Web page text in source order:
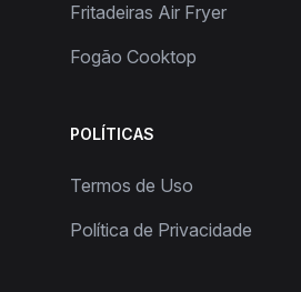
Fritadeiras Air Fryer
Fogão Cooktop
POLÍTICAS
Termos de Uso
Política de Privacidade